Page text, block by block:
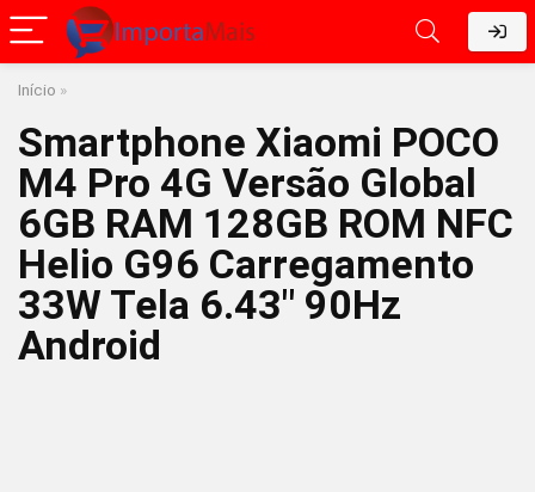
Início »
Smartphone Xiaomi POCO
M4 Pro 4G Versão Global
6GB RAM 128GB ROM NFC
Helio G96 Carregamento
33W Tela 6.43″ 90Hz
Android